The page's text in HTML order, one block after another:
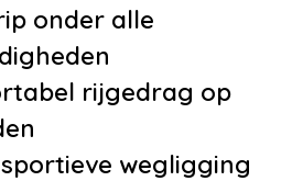
voor en
onder alle
rijgedrag op
wegligging